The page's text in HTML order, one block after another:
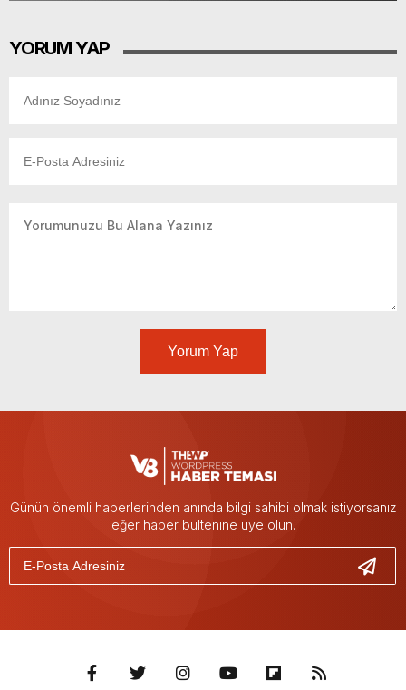
YORUM YAP
Yorum Yap
Günün önemli haberlerinden anında bilgi sahibi olmak istiyorsanız
eğer haber bültenine üye olun.